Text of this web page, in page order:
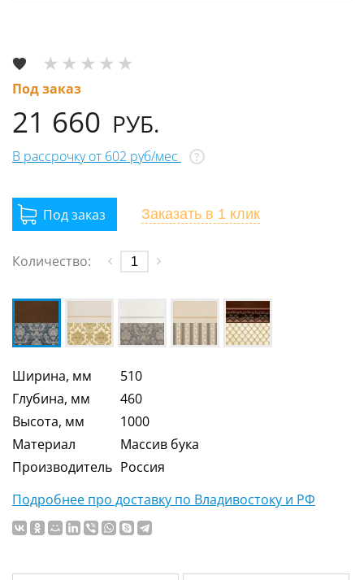
Под заказ
21 660 РУБ.
В рассрочку от 602 руб/мес ?
Заказать в 1 клик
Количество:
Ширина, мм
510
Глубина, мм
460
Высота, мм
1000
Материал
Массив бука
Производитель Россия
Подробнее про доставку по Владивостоку и РФ